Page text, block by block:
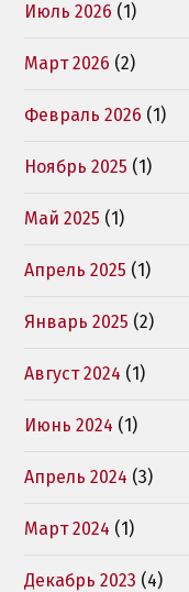
Июль 2026 (1)
Март 2026 (2)
Февраль 2026 (1)
Ноябрь 2025 (1)
Май 2025 (1)
Апрель 2025 (1)
Январь 2025 (2)
Август 2024 (1)
Июнь 2024 (1)
Апрель 2024 (3)
Март 2024 (1)
Декабрь 2023 (4)